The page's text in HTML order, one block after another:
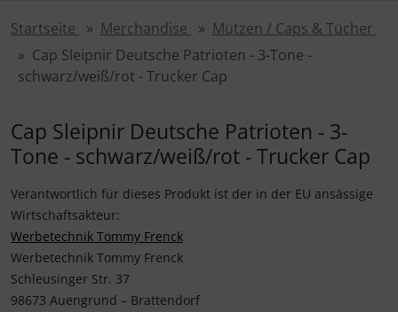
Startseite Merchandise
Mützen / Caps & Tücher
Cap Sleipnir Deutsche Patrioten - 3-Tone -
schwarz/weiß/rot - Trucker Cap
Cap Sleipnir Deutsche Patrioten - 3-
Tone - schwarz/weiß/rot - Trucker Cap
Verantwortlich für dieses Produkt ist der in der EU ansässige
Wirtschaftsakteur:
Werbetechnik Tommy Frenck
Werbetechnik Tommy Frenck
Schleusinger Str. 37
98673 Auengrund – Brattendorf